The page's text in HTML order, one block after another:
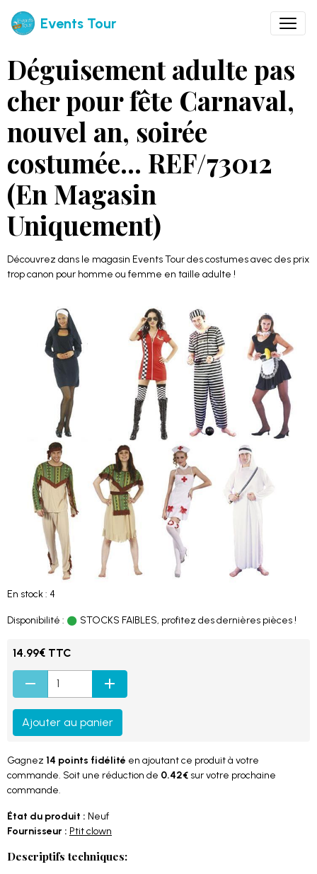
Events Tour
Déguisement adulte pas
cher pour fête Carnaval,
nouvel an, soirée
costumée... REF/73012
(En Magasin
Uniquement)
Découvrez dans le magasin Events Tour des costumes avec des prix
trop canon pour homme ou femme en taille adulte !
En stock : 4
Disponibilité : STOCKS FAIBLES, profitez des dernières pièces !
14.99€ TTC
Ajouter au panier
Gagnez 14 points fidélité en ajoutant ce produit à votre
commande. Soit une réduction de 0.42€ sur votre prochaine
commande.
État du produit : Neuf
Fournisseur : Ptit clown
Descriptifs techniques: